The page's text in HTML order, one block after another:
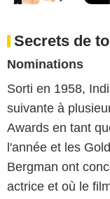
Secrets de
Nominations
Sorti en 1958,
suivante à
Awards en tant
l'année et les
Bergman ont
actrice et où le